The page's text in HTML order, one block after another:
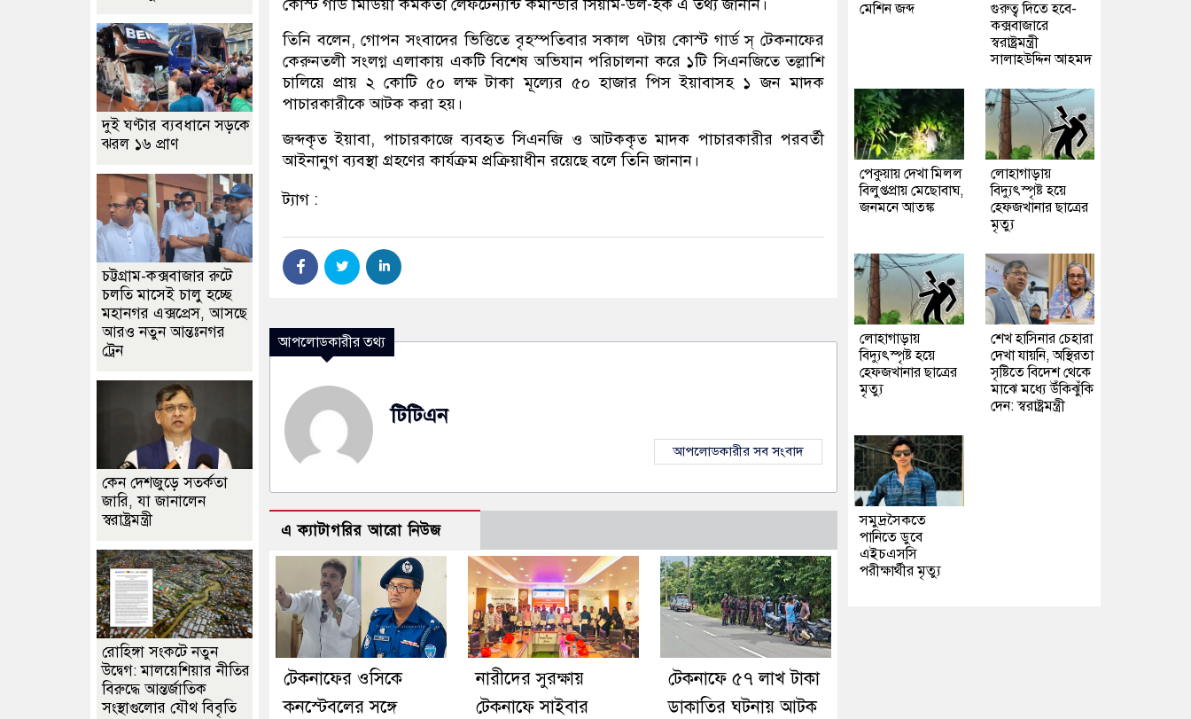
কোস্ট গার্ড মিডিয়া কর্মকর্তা লেফটেন্যান্ট কমান্ডার সিয়াম-উল-হক এ তথ্য জানান।
তিনি বলেন, গোপন সংবাদের ভিত্তিতে বৃহস্পতিবার সকাল ৭টায় কোস্ট গার্ড স্ টেকনাফের
কেরুনতলী সংলগ্ন এলাকায় একটি বিশেষ অভিযান পরিচালনা করে ১টি সিএনজিতে তল্লাশি
চালিয়ে প্রায় ২ কোটি ৫০ লক্ষ টাকা মূল্যের ৫০ হাজার পিস ইয়াবাসহ ১ জন মাদক
পাচারকারীকে আটক করা হয়।
জব্দকৃত ইয়াবা, পাচারকাজে ব্যবহৃত সিএনজি ও আটককৃত মাদক পাচারকারীর পরবর্তী
আইনানুগ ব্যবস্থা গ্রহণের কার্যক্রম প্রক্রিয়াধীন রয়েছে বলে তিনি জানান।
ট্যাগ :
আপলোডকারীর তথ্য
টিটিএন
আপলোডকারীর সব সংবাদ
এ ক্যাটাগরির আরো নিউজ
টেকনাফের ওসিকে
কনস্টেবলের সঙ্গে
নারীদের সুরক্ষায়
টেকনাফে সাইবার
টেকনাফে ৫৭ লাখ টাকা
ডাকাতির ঘটনায় আটক
দুই ঘণ্টার ব্যবধানে সড়কে
ঝরল ১৬ প্রাণ
চট্টগ্রাম-কক্সবাজার রুটে
চলতি মাসেই চালু হচ্ছে
মহানগর এক্সপ্রেস, আসছে
আরও নতুন আন্তঃনগর
ট্রেন
কেন দেশজুড়ে সতর্কতা
জারি, যা জানালেন
স্বরাষ্ট্রমন্ত্রী
রোহিঙ্গা সংকটে নতুন
উদ্বেগ: মালয়েশিয়ার নীতির
বিরুদ্ধে আন্তর্জাতিক
সংস্থাগুলোর যৌথ বিবৃতি
মেশিন জব্দ
গুরুত্ব দিতে হবে-
কক্সবাজারে
স্বরাষ্ট্রমন্ত্রী
সালাহউদ্দিন আহমদ
পেকুয়ায় দেখা মিলল
বিলুপ্তপ্রায় মেছোবাঘ,
জনমনে আতঙ্ক
লোহাগাড়ায়
বিদ্যুৎস্পৃষ্ট হয়ে
হেফজখানার ছাত্রের
মৃত্যু
লোহাগাড়ায়
বিদ্যুৎস্পৃষ্ট হয়ে
হেফজখানার ছাত্রের
মৃত্যু
শেখ হাসিনার চেহারা
দেখা যায়নি, অস্থিরতা
সৃষ্টিতে বিদেশ থেকে
মাঝে মধ্যে উঁকিঝুঁকি
দেন: স্বরাষ্ট্রমন্ত্রী
সমুদ্রসৈকতে
পানিতে ডুবে
এইচএসসি
পরীক্ষার্থীর মৃত্যু